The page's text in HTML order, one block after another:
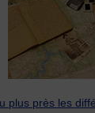
plus près les